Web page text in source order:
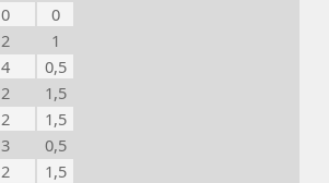
0
0
2
1
4
0,5
2
1,5
2
1,5
3
0,5
2
1,5